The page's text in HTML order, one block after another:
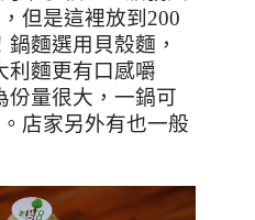
但是這裡放到 200
麵選用貝殼麵，
利麵更有口感嚼
份量很大，一鍋可
店家另外有也一般